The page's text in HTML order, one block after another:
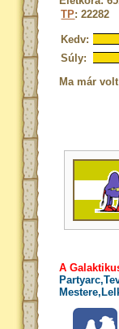
TP: 22282
Kedv:
Súly:
Ma már
A